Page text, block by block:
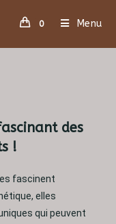
0 Menu
des
!
fascinent
elles
qui peuvent